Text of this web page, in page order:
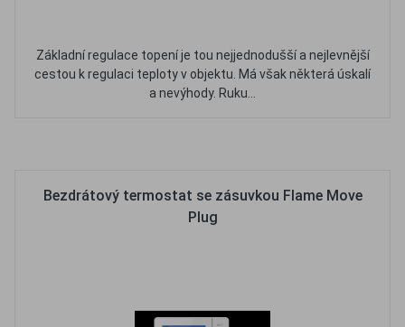
Základní regulace topení je tou nejjednodušší a nejlevnější
cestou k regulaci teploty v objektu. Má však některá úskalí
a nevýhody. Ruku...
Bezdrátový termostat se zásuvkou Flame Move
Plug